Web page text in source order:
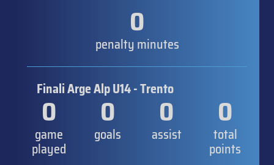
0
penalty minutes
Finali Arge Alp U14 - Trento
0
game
played
0
goals
0
assist
0
total
points